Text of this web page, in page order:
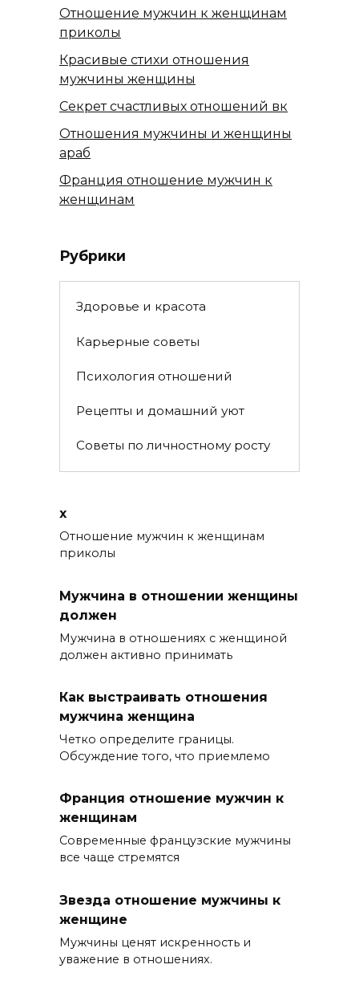
Отношение мужчин к женщинам
приколы
Красивые стихи отношения
мужчины женщины
Секрет счастливых отношений вк
Отношения мужчины и женщины
араб
Франция отношение мужчин к
женщинам
Рубрики
Здоровье и красота
Карьерные советы
Психология отношений
Рецепты и домашний уют
Советы по личностному росту
x
Отношение мужчин к женщинам
приколы
Мужчина в отношении женщины
должен
Мужчина в отношениях с женщиной
должен активно принимать
Как выстраивать отношения
мужчина женщина
Четко определите границы.
Обсуждение того, что приемлемо
Франция отношение мужчин к
женщинам
Современные французские мужчины
все чаще стремятся
Звезда отношение мужчины к
женщине
Мужчины ценят искренность и
уважение в отношениях.